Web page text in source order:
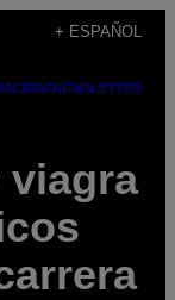
+ ESPAÑOL
NEWSLETTER
viagra